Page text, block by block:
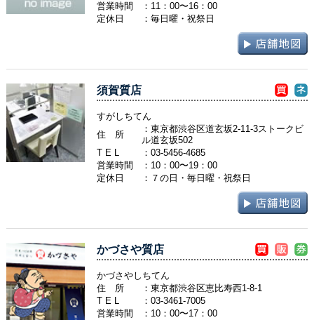
営業時間
：11：00〜16：00
定休日
：毎日曜・祝祭日
須賀質店
すがしちてん
住 所
：東京都渋谷区道玄坂2-11-3ストークビ
ル道玄坂502
T E L
： 03-5456-4685
営業時間
：10：00〜19：00
定休日
：７の日・毎日曜・祝祭日
かづさや質店
かづさやしちてん
住 所
：東京都渋谷区恵比寿西1-8-1
T E L
： 03-3461-7005
営業時間
：10：00〜17：00